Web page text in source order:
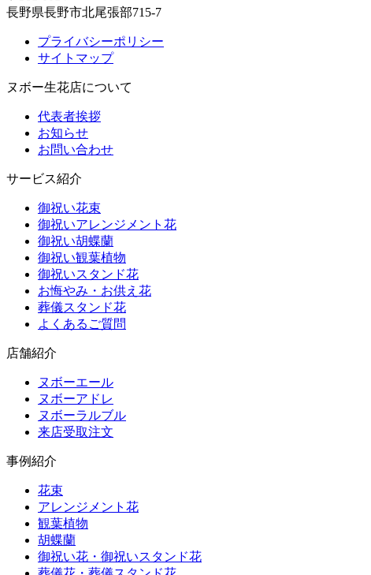
長野県長野市北尾張部715-7
プライバシーポリシー
サイトマップ
ヌボー生花店について
代表者挨拶
お知らせ
お問い合わせ
サービス紹介
御祝い花束
御祝いアレンジメント花
御祝い胡蝶蘭
御祝い観葉植物
御祝いスタンド花
お悔やみ・お供え花
葬儀スタンド花
よくあるご質問
店舗紹介
ヌボーエール
ヌボーアドレ
ヌボーラルブル
来店受取注文
事例紹介
花束
アレンジメント花
観葉植物
胡蝶蘭
御祝い花・御祝いスタンド花